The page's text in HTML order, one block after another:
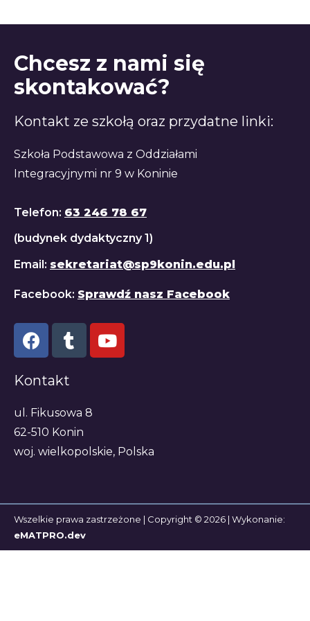
Chcesz z nami się
skontakować?
Kontakt ze szkołą oraz przydatne linki:
Szkoła Podstawowa z Oddziałami
Integracyjnymi nr 9 w Koninie
Telefon: 63 246 78 67
(budynek dydaktyczny 1)
Email: sekretariat@sp9konin.edu.pl
Facebook: Sprawdź nasz Facebook
Kontakt
ul. Fikusowa 8
62-510 Konin
woj. wielkopolskie, Polska
Wszelkie prawa zastrzeżone | Copyright © 2026 | Wykonanie:
eMATPRO.dev